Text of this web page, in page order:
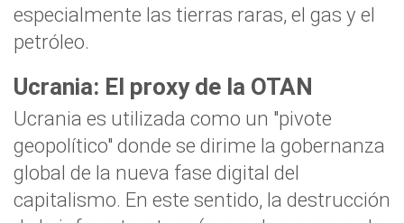
especialmente las tierras raras, el gas y el
petróleo.
Ucrania: El proxy de la OTAN
Ucrania es utilizada como un "pivote
geopolítico" donde se dirime la gobernanza
global de la nueva fase digital del
capitalismo. En este sentido, la destrucción